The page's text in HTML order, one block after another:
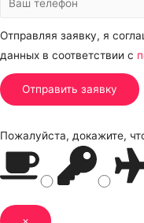
Отправляя заявку, я
данных в соответствии с
Пожалуйста, докажите,